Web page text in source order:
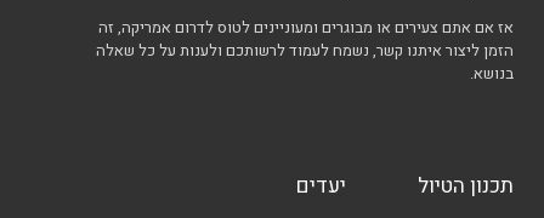
אז אם אתם צעירים או מבוגרים ומעוניינים לטוס לדרום אמריקה, זה
הזמן ליצור איתנו קשר, נשמח לעמוד לרשותכם ולענות על כל שאלה
בנושא.
תכנון הטיול יעדים